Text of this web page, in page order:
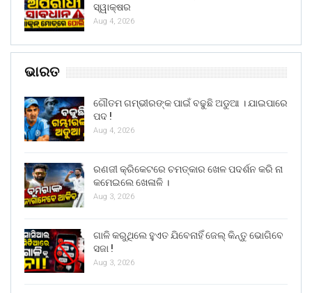
ସ୍ୱାକ୍ଷର
Aug 4, 2026
ଭାରତ
ଗୌତମ ଗମ୍ଭୀରଙ୍କ ପାଇଁ ବଢୁଛି ଅଡୁଆ । ଯାଇପାରେ
ପଦ !
Aug 4, 2026
ରଣଜୀ କ୍ରିକେଟରେ ଚମତ୍କାର ଖେଳ ପଦର୍ଶନ କରି ନା
କମେଇଲେ ଖେଳାଳି ।
Aug 3, 2026
ଗାଳି କରୁଥିଲେ ହୁଏତ ଯିବେନାହିଁ ଜେଲ୍ କିନ୍ତୁ ଭୋଗିବେ
ସଜା !
Aug 3, 2026